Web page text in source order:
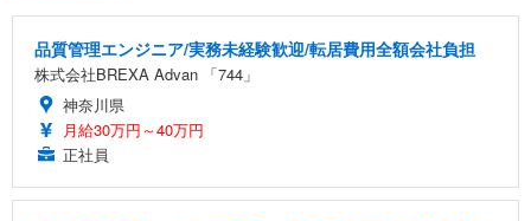
品質管理エンジニア/実務未経験歓迎/転居費用全額会社負担
株式会社BREXA Advan 「744」
神奈川県
月給30万円～40万円
正社員